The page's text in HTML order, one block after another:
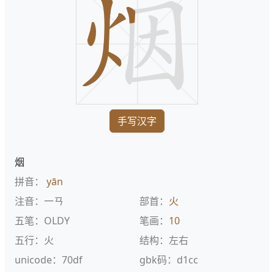
手写汉字
烟
拼音： yān
注音：一ㄢ
部首： 火
五笔：OLDY
笔画： 10
五行：火
结构：左右
unicode：70df
gbk码：d1cc